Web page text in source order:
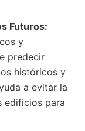
Futuros:
y
predecir
históricos y
a evitar la
edificios para